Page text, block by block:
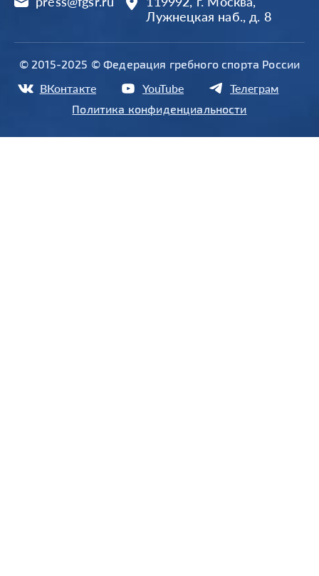
Лужнецкая наб., д. 8
© 2015-2025 © Федерация гребного спорта России
Политика конфиденциальности
ВКонтакте YouTube Телеграм